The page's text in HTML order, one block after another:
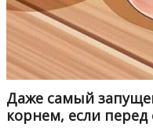
Даже самый
корнем, если